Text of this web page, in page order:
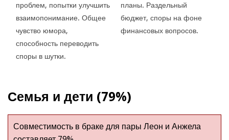
проблем, попытки улучшить
взаимопонимание. Общее
чувство юмора,
способность переводить
споры в шутки.
планы. Раздельный
бюджет, споры на фоне
финансовых вопросов.
Семья и дети (79%)
Совместимость в браке для пары Леон и Анжела